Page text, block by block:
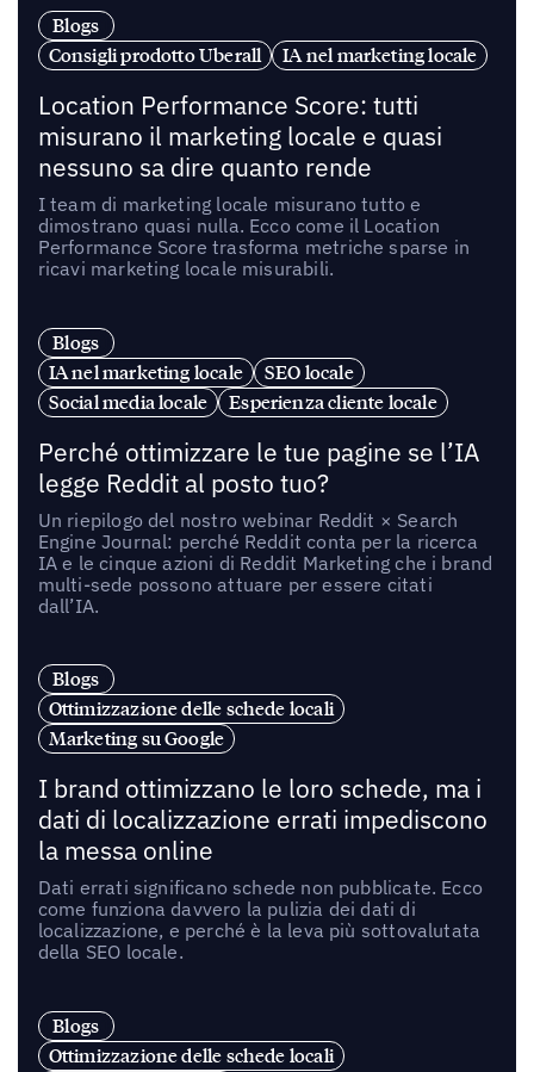
Blogs
Consigli prodotto Uberall
IA nel marketing locale
Location Performance Score: tutti
misurano il marketing locale e quasi
nessuno sa dire quanto rende
I team di marketing locale misurano tutto e
dimostrano quasi nulla. Ecco come il Location
Performance Score trasforma metriche sparse in
ricavi marketing locale misurabili.
Blogs
IA nel marketing locale
SEO locale
Social media locale
Esperienza cliente locale
Perché ottimizzare le tue pagine se l’IA
legge Reddit al posto tuo?
Un riepilogo del nostro webinar Reddit × Search
Engine Journal: perché Reddit conta per la ricerca
IA e le cinque azioni di Reddit Marketing che i brand
multi-sede possono attuare per essere citati
dall’IA.
Blogs
Ottimizzazione delle schede locali
Marketing su Google
I brand ottimizzano le loro schede, ma i
dati di localizzazione errati impediscono
la messa online
Dati errati significano schede non pubblicate. Ecco
come funziona davvero la pulizia dei dati di
localizzazione, e perché è la leva più sottovalutata
della SEO locale.
Blogs
Ottimizzazione delle schede locali